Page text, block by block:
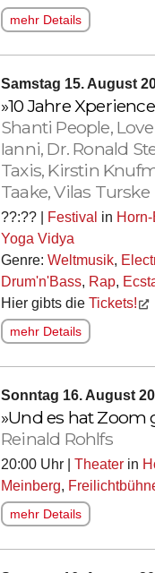
mehr Details
Samstag 15. August
»10 Jahre
Shanti People,
Ianni, Dr. Ronald
Taxis, Kirstin
Taake, Vilas Turske
??:?? | Festival in
Yoga Vidya
Genre: Weltmusik,
Drum'n'Bass, Rap,
Hier gibts die Tickets!
mehr Details
Sonntag 16. August
»Und es hat Zoom
Reinald Rohlfs
20:00 Uhr | Theater in
Meinberg,
mehr Details